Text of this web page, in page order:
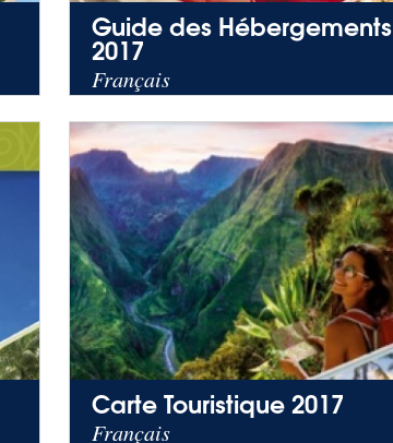
Guide des Hébergements
2017
Français
Carte Touristique 2017
Français